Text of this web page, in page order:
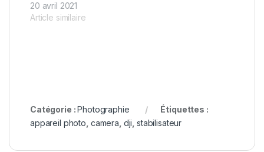
20 avril 2021
Article similaire
Catégorie :Photographie
Étiquettes :
appareil photo, camera, dji,stabilisateur